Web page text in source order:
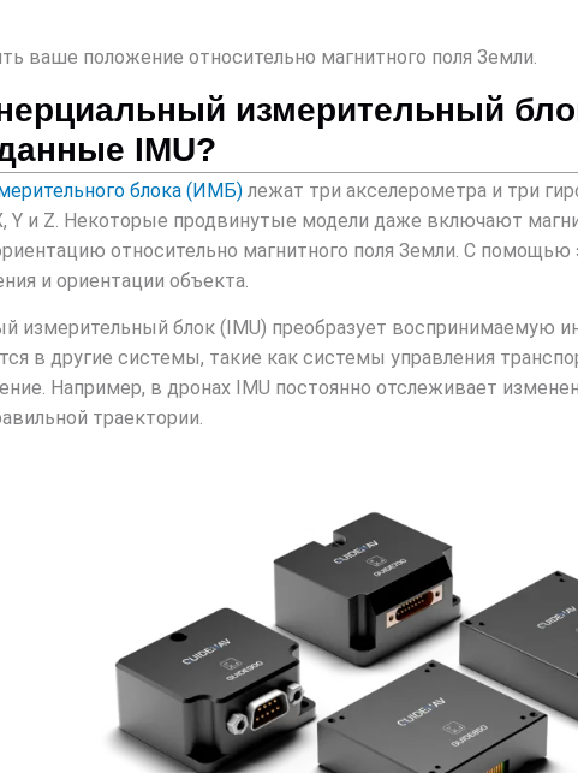
ваше положение относительно магнитного поля Земли.
измерительный
IMU?
блока (ИМБ) лежат три акселерометра и три
Y и Z. Некоторые продвинутые модели даже включают
относительно магнитного поля Земли. С
и ориентации объекта.
измерительный блок (IMU) преобразует
в другие системы, такие как системы управления
Например, в дронах IMU постоянно отслеживает
траектории.